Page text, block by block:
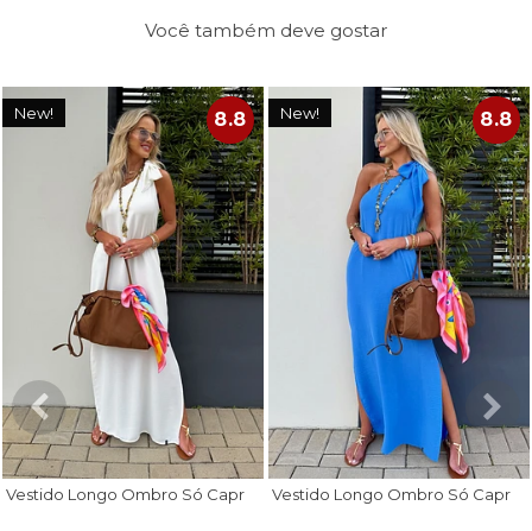
Você também deve gostar
New! 8.8 New! 8.8